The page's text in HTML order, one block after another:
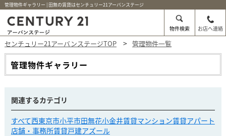
管理物件ギャラリー | 田無の賃貸はセンチュリー21アーバンステージ
物件検索 お店へ連絡
センチュリー21アーバンステージTOP 管理物件一覧
管理物件ギャラリー
関連するカテゴリ
すべて西東京市小平市田無花小金井賃貸マンション賃貸アパート
店舗・事務所賃貸戸建アズール